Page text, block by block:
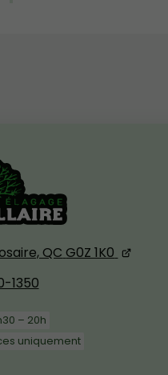
QC G0Z 1K0
1350
– 20h
uniquement